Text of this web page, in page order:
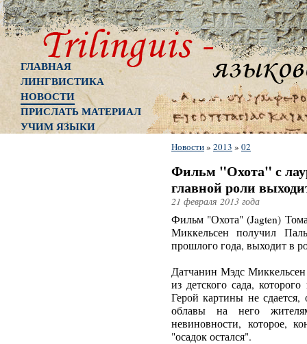
ГЛАВНАЯ
ЛИНГВИСТИКА
НОВОСТИ
ПРИСЛАТЬ МАТЕРИАЛ
УЧИМ ЯЗЫКИ
Новости» 2013 » 02
Фильм "Охота" с
главной роли
21 февраля 2013 года
Фильм "Охота" (Jagten)
Миккельсен получил
прошлого года, выходит в
Датчанин Мэдс Миккельсен
из детского сада,
Герой картины не
облавы на него
невиновности, которое,
"осадок остался".